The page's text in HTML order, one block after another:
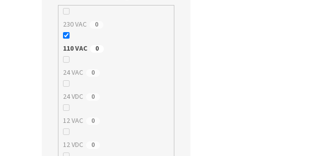
230 VAC 0
110 VAC 0
24 VAC 0
24 VDC 0
12 VAC 0
12 VDC 0